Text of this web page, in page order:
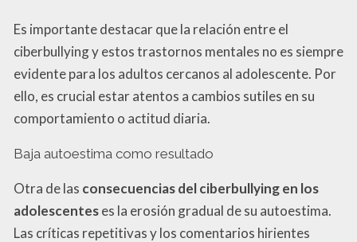
Es importante destacar que la relación entre el
ciberbullying y estos trastornos mentales no es siempre
evidente para los adultos cercanos al adolescente. Por
ello, es crucial estar atentos a cambios sutiles en su
comportamiento o actitud diaria.
Baja autoestima como resultado
Otra de las consecuencias del ciberbullying en los
adolescenteses la erosión gradual de su autoestima.
Las críticas repetitivas y los comentarios hirientes